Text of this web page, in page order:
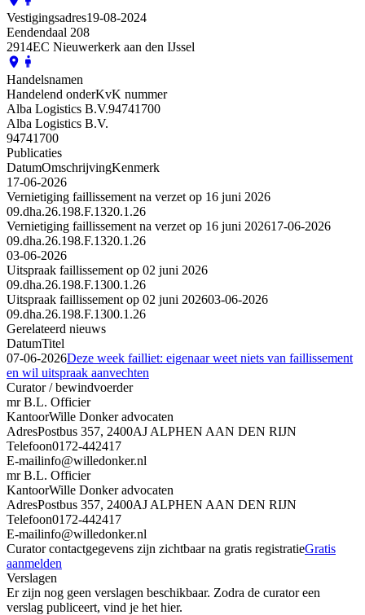
Vestigingsadres19-08-2024
Eendendaal 208
2914EC Nieuwerkerk aan den IJssel
Handelsnamen
Handelend onderKvK nummer
Alba Logistics B.V.94741700
Alba Logistics B.V.
94741700
Publicaties
DatumOmschrijvingKenmerk
17-06-2026
Vernietiging faillissement na verzet op 16 juni 2026
09.dha.26.198.F.1320.1.26
Vernietiging faillissement na verzet op 16 juni 202617-06-2026
09.dha.26.198.F.1320.1.26
03-06-2026
Uitspraak faillissement op 02 juni 2026
09.dha.26.198.F.1300.1.26
Uitspraak faillissement op 02 juni 202603-06-2026
09.dha.26.198.F.1300.1.26
Gerelateerd nieuws
DatumTitel
07-06-2026Deze week failliet: eigenaar weet niets van faillissement
en wil uitspraak aanvechten
Curator / bewindvoerder
mr B.L. Officier
KantoorWille Donker advocaten
AdresPostbus 357, 2400AJ ALPHEN AAN DEN RIJN
Telefoon0172-442417
E-mailinfo@willedonker.nl
mr B.L. Officier
KantoorWille Donker advocaten
AdresPostbus 357, 2400AJ ALPHEN AAN DEN RIJN
Telefoon0172-442417
E-mailinfo@willedonker.nl
Curator contactgegevens zijn zichtbaar na gratis registratieGratis
aanmelden
Verslagen
Er zijn nog geen verslagen beschikbaar. Zodra de curator een
verslag publiceert, vind je het hier.